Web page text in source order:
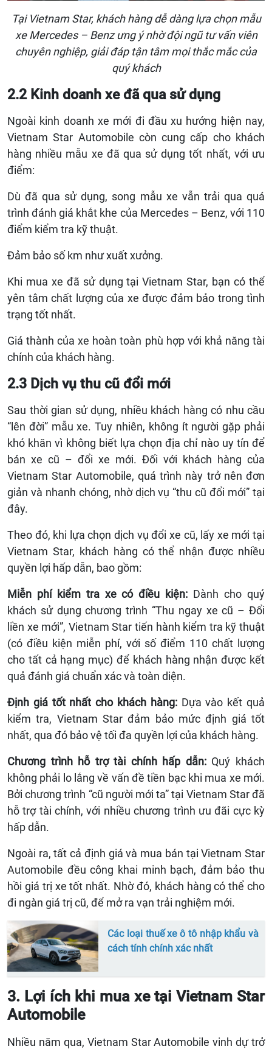
Tại Vietnam Star, khách hàng dễ dàng lựa chọn mẫu
xe Mercedes – Benz ưng ý nhờ đội ngũ tư vấn viên
chuyên nghiệp, giải đáp tận tâm mọi thắc mắc của
quý khách
2.2 Kinh doanh xe đã qua sử dụng
Ngoài kinh doanh xe mới đi đầu xu hướng hiện nay,
Vietnam Star Automobile còn cung cấp cho khách
hàng nhiều mẫu xe đã qua sử dụng tốt nhất, với ưu
điểm:
Dù đã qua sử dụng, song mẫu xe vẫn trải qua quá
trình đánh giá khắt khe của Mercedes – Benz, với 110
điểm kiểm tra kỹ thuật.
Đảm bảo số km như xuất xưởng.
Khi mua xe đã sử dụng tại Vietnam Star, bạn có thể
yên tâm chất lượng của xe được đảm bảo trong tình
trạng tốt nhất.
Giá thành của xe hoàn toàn phù hợp với khả năng tài
chính của khách hàng.
2.3 Dịch vụ thu cũ đổi mới
Sau thời gian sử dụng, nhiều khách hàng có nhu cầu
“lên đời” mẫu xe. Tuy nhiên, không ít người gặp phải
khó khăn vì không biết lựa chọn địa chỉ nào uy tín để
bán xe cũ – đổi xe mới. Đối với khách hàng của
Vietnam Star Automobile, quá trình này trở nên đơn
giản và nhanh chóng, nhờ dịch vụ “thu cũ đổi mới” tại
đây.
Theo đó, khi lựa chọn dịch vụ đổi xe cũ, lấy xe mới tại
Vietnam Star, khách hàng có thể nhận được nhiều
quyền lợi hấp dẫn, bao gồm:
Miễn phí kiểm tra xe có điều kiện: Dành cho quý
khách sử dụng chương trình “Thu ngay xe cũ – Đổi
liền xe mới”, Vietnam Star tiến hành kiểm tra kỹ thuật
(có điều kiện miễn phí, với số điểm 110 chất lượng
cho tất cả hạng mục) để khách hàng nhận được kết
quả đánh giá chuẩn xác và toàn diện.
Định giá tốt nhất cho khách hàng:Dựa vào kết quả
kiểm tra, Vietnam Star đảm bảo mức định giá tốt
nhất, qua đó bảo vệ tối đa quyền lợi của khách hàng.
Chương trình hỗ trợ tài chính hấp dẫn: Quý khách
không phải lo lắng về vấn đề tiền bạc khi mua xe mới.
Bởi chương trình “cũ người mới ta” tại Vietnam Star đã
hỗ trợ tài chính, với nhiều chương trình ưu đãi cực kỳ
hấp dẫn.
Ngoài ra, tất cả định giá và mua bán tại Vietnam Star
Automobile đều công khai minh bạch, đảm bảo thu
hồi giá trị xe tốt nhất. Nhờ đó, khách hàng có thể cho
đi ngàn giá trị cũ, để mở ra vạn trải nghiệm mới.
Các loại thuế xe ô tô nhập khẩu và
cách tính chính xác nhất
3. Lợi ích khi mua xe tại Vietnam Star
Automobile
Nhiều năm qua, Vietnam Star Automobile vinh dự trở